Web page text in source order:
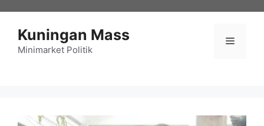
Kuningan Mass
Minimarket Politik
Menu